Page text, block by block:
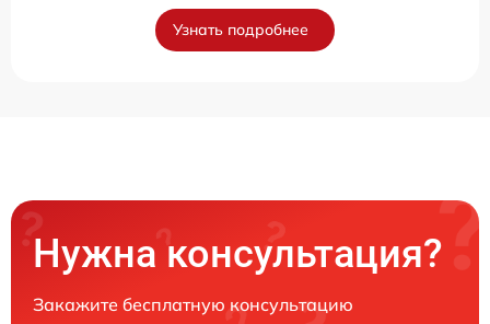
Узнать подробнее
Нужна консультация?
Закажите бесплатную консультацию